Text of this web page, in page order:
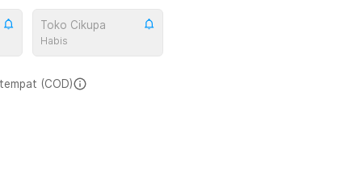
Toko Cikupa
Habis
(COD)